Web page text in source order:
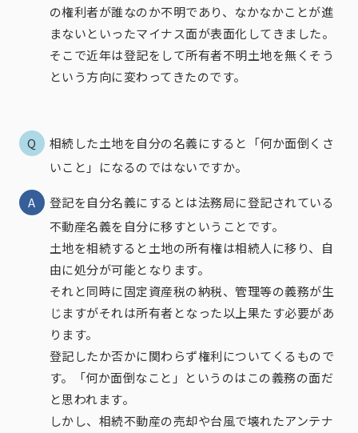
の権利者が誰なのか不明であり、なかなかことが進
まないといったマイナス面が表面化してきました。
そこで近年は登記をして所有者不明土地を無くそう
という方向に変わってきたのです。
相続した土地を自分の名義にすると「何か面倒くさ
いこと」になるのではないですか。
登記を自分名義にするとは法務局に登記されている
不動産名義を自分に移すということです。
土地を相続すると土地の所有権は相続人に移り、自
由に処分が可能となります。
それと同時に固定資産税の納税、管理等の義務が生
じますがそれは所有者となった以上果たす必要があ
ります。
登記したか否かに関わらず権利についてくるもので
す。「何か面倒なこと」というのはこの義務の面だ
と思われます。
しかし、相続不動産の売却や台風で壊れたアンテナ